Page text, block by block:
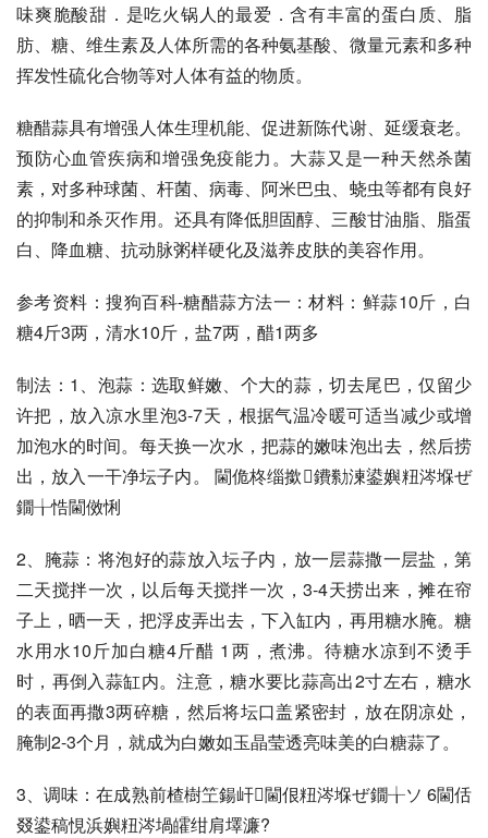
味爽脆酸甜．是吃火锅人的最爱．含有丰富的蛋白质、脂
肪、糖、维生素及人体所需的各种氨基酸、微量元素和多种
挥发性硫化合物等对人体有益的物质。
糖醋蒜具有增强人体生理机能、促进新陈代谢、延缓衰老。
预防心血管疾病和增强免疫能力。大蒜又是一种天然杀菌
素，对多种球菌、杆菌、病毒、阿米巴虫、蛲虫等都有良好
的抑制和杀灭作用。还具有降低胆固醇、三酸甘油脂、脂蛋
白、降血糖、抗动脉粥样硬化及滋养皮肤的美容作用。
参考资料：搜狗百科-糖醋蒜方法一：材料：鲜蒜10斤，白
糖4斤3两，清水10斤，盐7两，醋1两多
制法：1、泡蒜：选取鲜嫩、个大的蒜，切去尾巴，仅留少
许把，放入凉水里泡3-7天，根据气温冷暖可适当减少或增
加泡水的时间。每天换一次水，把蒜的嫩味泡出去，然后捞
出，放入一干净坛子内。 閫佹柊缁撳鐨勬湅鍙嬩粈涔堢ぜ
鐗╁悎閫傚悧
2、腌蒜：将泡好的蒜放入坛子内，放一层蒜撒一层盐，第
二天搅拌一次，以后每天搅拌一次，3-4天捞出来，摊在帘
子上，晒一天，把浮皮弄出去，下入缸内，再用糖水腌。糖
水用水10斤加白糖4斤醋 1两，煮沸。待糖水凉到不烫手
时，再倒入蒜缸内。注意，糖水要比蒜高出2寸左右，糖水
的表面再撒3两碎糖，然后将坛口盖紧密封，放在阴凉处，
腌制2-3个月，就成为白嫩如玉晶莹透亮味美的白糖蒜了。
3、调味：在成熟前楂樹笁鍚屽閫佷粈涔堢ぜ鐗╁ソ 6閫佸
叕鍙稿悓浜嬩粈涔堝皬绀肩墿濂?